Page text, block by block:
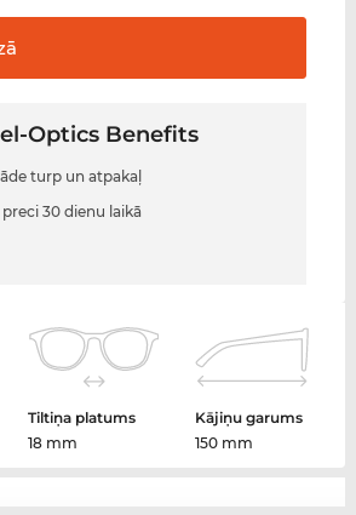
Optics Benefits
turp un atpakaļ
30 dienu laikā
Tiltiņa platums
18 mm
Kājiņu garums
150 mm